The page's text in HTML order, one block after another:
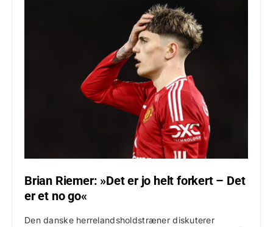
Brian Riemer: »Det er jo helt forkert – Det
er et no go«
Den danske herrelandsholdstræner diskuterer